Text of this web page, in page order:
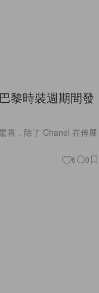
黎時裝週期間發
喜，除了 Chanel 在伸展
6 0